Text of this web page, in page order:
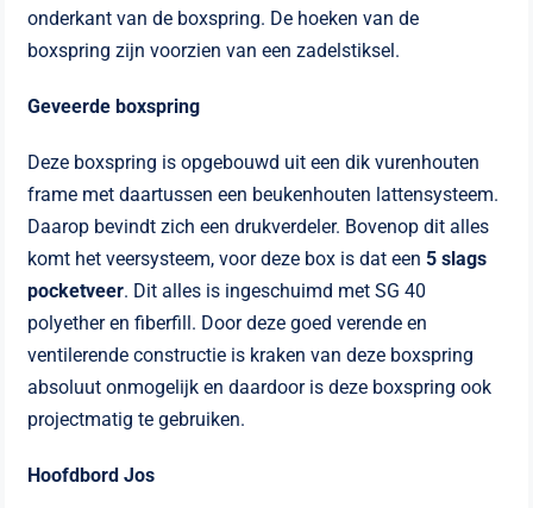
onderkant van de boxspring. De hoeken van de
boxspring zijn voorzien van een zadelstiksel.
Geveerde boxspring
Deze boxspring is opgebouwd uit een dik vurenhouten
frame met daartussen een beukenhouten lattensysteem.
Daarop bevindt zich een drukverdeler. Bovenop dit alles
komt het veersysteem, voor deze box is dat een5 slags
pocketveer. Dit alles is ingeschuimd met SG 40
polyether en fiberfill. Door deze goed verende en
ventilerende constructie is kraken van deze boxspring
absoluut onmogelijk en daardoor is deze boxspring ook
projectmatig te gebruiken.
Hoofdbord Jos